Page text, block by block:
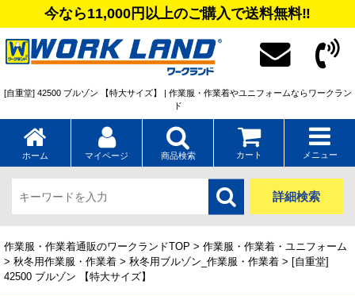
今なら11,000円以上のご購入で送料無料‼
[自重堂] 42500 ブルゾン 【特大サイズ】 | 作業服・作業着やユニフォームならワークラン
ド
ホーム マイページ 商品検索 カート メニュー
詳細検索
作業服・作業着通販のワークランドTOP > 作業服・作業着・ユニフォーム
> 秋冬用作業服・作業着 > 秋冬用ブルゾン_作業服・作業着 > [自重堂]
42500 ブルゾン 【特大サイズ】